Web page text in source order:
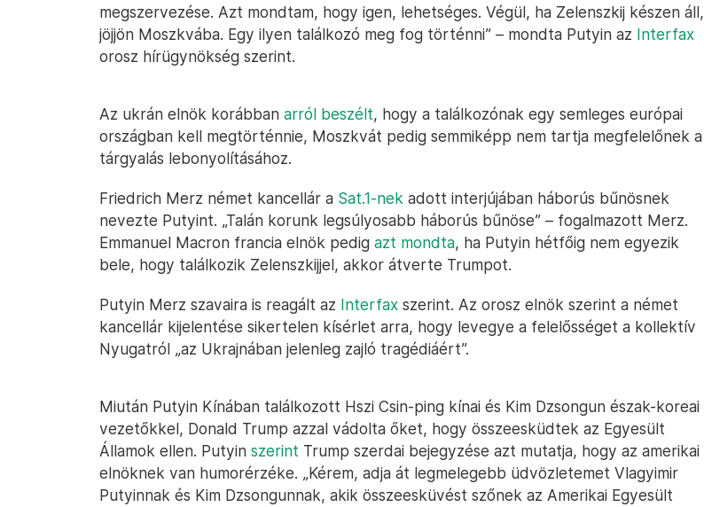
megszervezése. Azt mondtam, hogy igen, lehetséges. Végül, ha Zelenszkij készen áll,
jöjjön Moszkvába. Egy ilyen találkozó meg fog történni” – mondta Putyin az Interfax
orosz hírügynökség szerint.
Az ukrán elnök korábban arról beszélt, hogy a találkozónak egy semleges európai
országban kell megtörténnie, Moszkvát pedig semmiképp nem tartja megfelelőnek a
tárgyalás lebonyolításához.
Friedrich Merz német kancellár a Sat.1-nek adott interjújában háborús bűnösnek
nevezte Putyint. „Talán korunk legsúlyosabb háborús bűnöse” – fogalmazott Merz.
Emmanuel Macron francia elnök pedig azt mondta, ha Putyin hétfőig nem egyezik
bele, hogy találkozik Zelenszkijjel, akkor átverte Trumpot.
Putyin Merz szavaira is reagált az Interfax szerint. Az orosz elnök szerint a német
kancellár kijelentése sikertelen kísérlet arra, hogy levegye a felelősséget a kollektív
Nyugatról „az Ukrajnában jelenleg zajló tragédiáért”.
Miután Putyin Kínában találkozott Hszi Csin-ping kínai és Kim Dzsongun észak-koreai
vezetőkkel, Donald Trump azzal vádolta őket, hogy összeesküdtek az Egyesült
Államok ellen. Putyin szerint Trump szerdai bejegyzése azt mutatja, hogy az amerikai
elnöknek van humorérzéke. „Kérem, adja át legmelegebb üdvözletemet Vlagyimir
Putyinnak és Kim Dzsongunnak, akik összeesküvést szőnek az Amerikai Egyesült